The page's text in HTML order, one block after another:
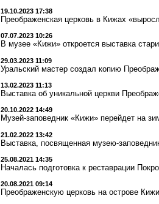
19.10.2023 17:38
Преображенская церковь в Кижах
07.07.2023 10:26
В музее «Кижи» откроется выставка
29.03.2023 11:09
Уральский мастер создал копию
13.02.2023 11:13
Выставка об уникальной церкви
20.10.2022 14:49
Музей-заповедник «Кижи» перейдет на
21.02.2022 13:42
Выставка, посвященная музею-
25.08.2021 14:35
Началась подготовка к реставрации
20.08.2021 09:14
Преображенскую церковь на острове